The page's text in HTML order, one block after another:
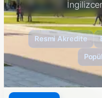
Resmi Akredite